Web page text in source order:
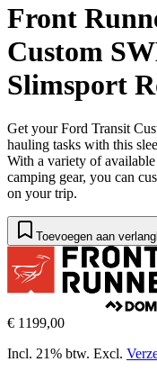
Front
Custom
Slimsport
Get your Ford Transit
hauling tasks with this
With a variety of
camping gear, you can
on your trip.
Toevoegen aan
€ 1199,00
Incl. 21% btw. Excl.